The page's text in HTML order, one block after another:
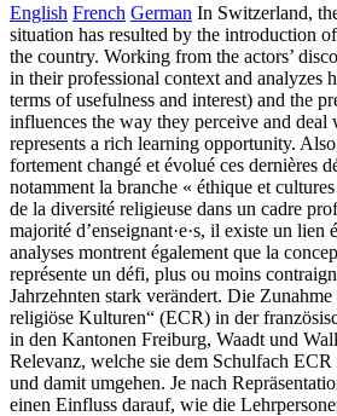
English French German In Switzerland,
situation has resulted by the introduction
the country. Working from the actors’
in their professional context and analyzes
terms of usefulness and interest) and the
influences the way they perceive and
represents a rich learning opportunity.
fortement changé et évolué ces dernières
notamment la branche « éthique et
de la diversité religieuse dans un cadre
majorité d’enseignant·e·s, il existe un
analyses montrent également que la
représente un défi, plus ou moins
Jahrzehnten stark verändert. Die
religiöse Kulturen“ (ECR) in der
in den Kantonen Freiburg, Waadt und
Relevanz, welche sie dem Schulfach
und damit umgehen. Je nach
einen Einfluss darauf, wie die